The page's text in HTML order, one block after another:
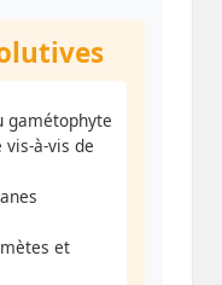
gamétophyte
vis-à-vis de
et